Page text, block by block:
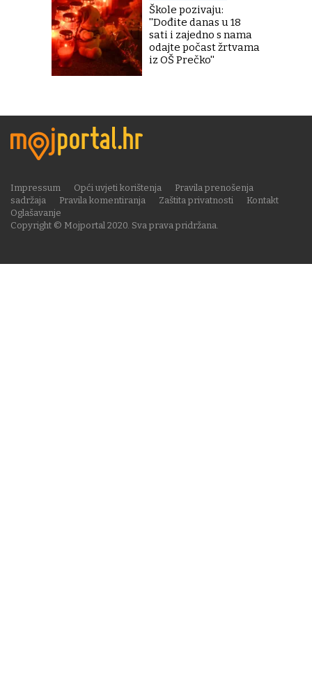
Škole pozivaju:
''Dođite danas u 18
sati i zajedno s nama
odajte počast žrtvama
iz OŠ Prečko''
Copyright © Mojportal 2020. Sva prava pridržana.
Impressum Opći uvjeti korištenja
Pravila prenošenja
sadržaja
Pravila komentiranja Zaštita privatnosti
Kontakt
Oglašavanje